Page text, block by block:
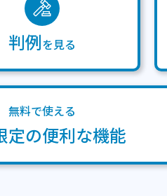
判例を見る
無料で使える
定の便利な機能